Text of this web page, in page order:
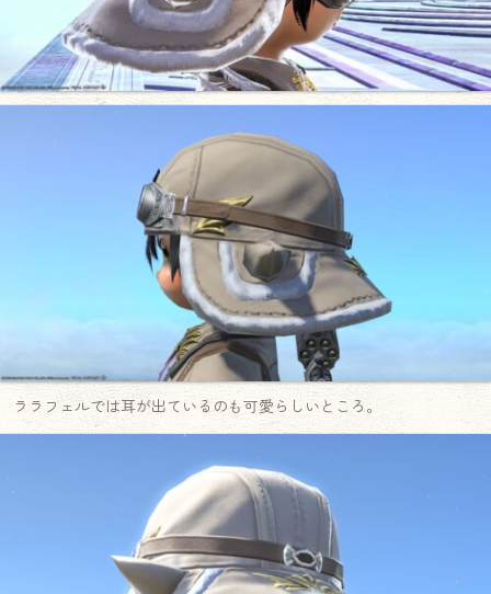
ララフェルでは耳が出ているのも可愛らしいところ。